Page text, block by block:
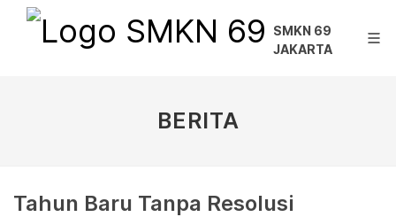
SMKN 69
JAKARTA
BERITA
Tahun Baru Tanpa Resolusi